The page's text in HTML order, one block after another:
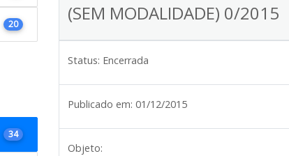
20
34
(SEM MODALIDADE) 0/2015
Status: Encerrada
Publicado em: 01/12/2015
Objeto: